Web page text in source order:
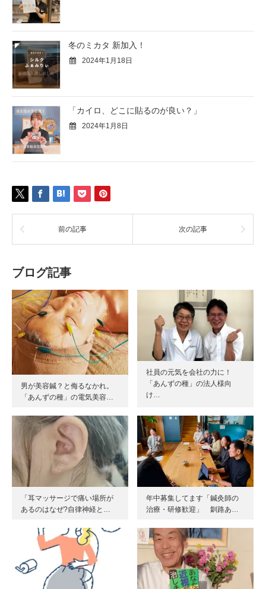
冬のミカタ 新加入！
2024年1月18日
「カイロ、どこに貼るのが良い？」
2024年1月8日
前の記事 次の記事
ブログ記事
男が美容鍼？と侮るなかれ。
「あんずの種」の電気美容…
社員の元気を会社の力に！
「あんずの種」の法人様向
け…
「耳マッサージで痛い場所が
あるのはなぜ?自律神経と…
年中募集してます「鍼灸師の
治療・研修歓迎」 釧路あ…